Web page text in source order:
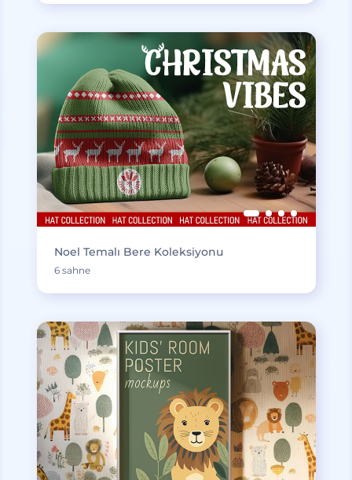
Noel Temalı Bere Koleksiyonu
6 sahne